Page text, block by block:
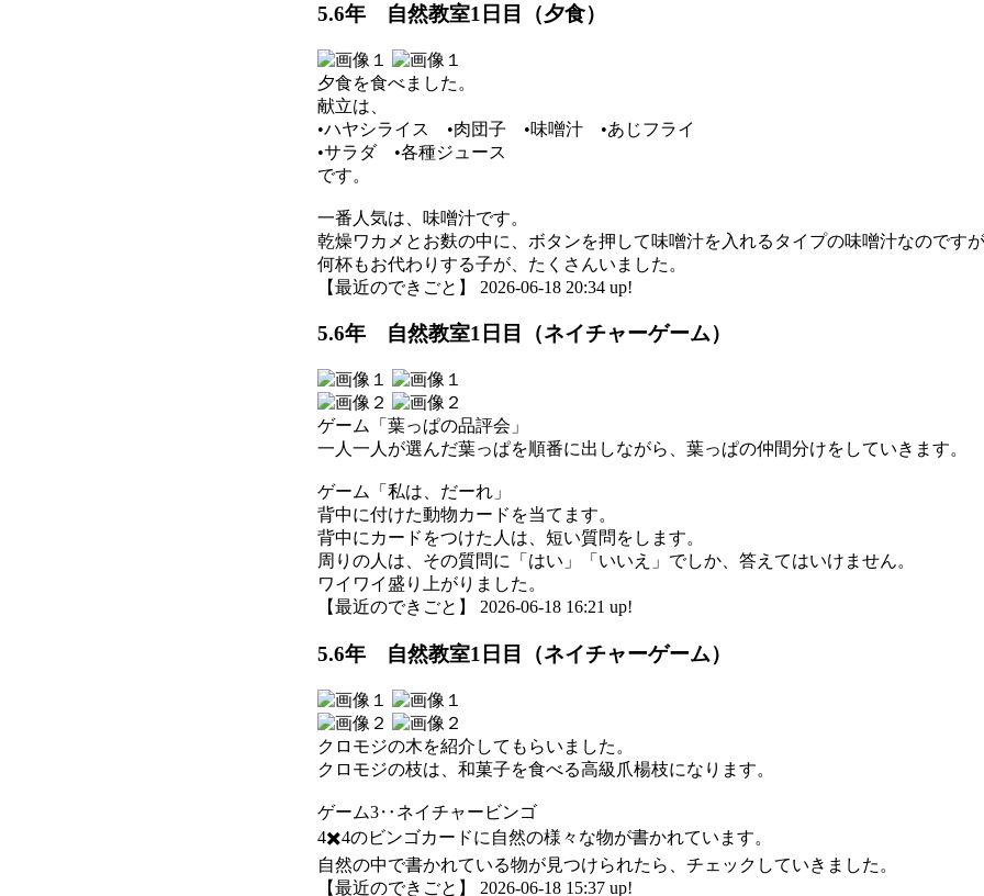
5.6年 自然教室1日目（夕食）
夕食を食べました。
献立は、
•ハヤシライス •肉団子 •味噌汁 •あじフライ
•サラダ •各種ジュース
です。
一番人気は、味噌汁です。
乾燥ワカメとお麩の中に、ボタンを押して味噌汁を入れるタイプの味噌汁なのです
何杯もお代わりする子が、たくさんいました。
【最近のできごと】 2026-06-18 20:34 up!
5.6年 自然教室1日目（ネイチャーゲーム）
ゲーム「葉っぱの品評会」
一人一人が選んだ葉っぱを順番に出しながら、葉っぱの仲間分けをしていきます。
ゲーム「私は、だーれ」
背中に付けた動物カードを当てます。
背中にカードをつけた人は、短い質問をします。
周りの人は、その質問に「はい」「いいえ」でしか、答えてはいけません。
ワイワイ盛り上がりました。
【最近のできごと】 2026-06-18 16:21 up!
5.6年 自然教室1日目（ネイチャーゲーム）
クロモジの木を紹介してもらいました。
クロモジの枝は、和菓子を食べる高級爪楊枝になります。
ゲーム3‥ネイチャービンゴ
4✖️4のビンゴカードに自然の様々な物が書かれています。
自然の中で書かれている物が見つけられたら、チェックしていきました。
【最近のできごと】 2026-06-18 15:37 up!